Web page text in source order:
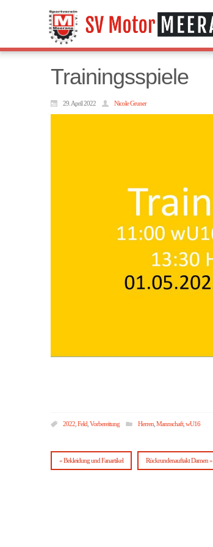
Trainingsspiele
29. April 2022 Nicole Gruner
2022 Feld Vorbereitung Herren Mannschaft, wU16
« Bekleidung und Fanartikel Rückrundenauftakt Damen »